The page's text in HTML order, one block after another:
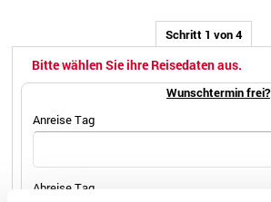
Schritt 1 von 4
Bitte wählen Sie ihre Reisedaten aus.
Wunschtermin frei?
Anreise Tag
Abreise Tag